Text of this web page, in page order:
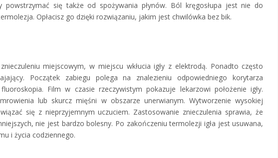
powstrzymać się także od spożywania płynów. Ból kręgosłupa jest nie do
Opłacisz go dzięki rozwiązaniu, jakim jest chwilówka bez bik.
miejscowym, w miejscu wkłucia igły z elektrodą. Ponadto często
Początek zabiegu polega na znalezieniu odpowiedniego korytarza
Film w czasie rzeczywistym pokazuje lekarzowi położenie igły.
lub skurcz mięśni w obszarze unerwianym. Wytworzenie wysokiej
się z nieprzyjemnym uczuciem. Zastosowanie znieczulenia sprawia, że
nie jest bardzo bolesny. Po zakończeniu termolezji igła jest usuwana,
i życia codziennego.